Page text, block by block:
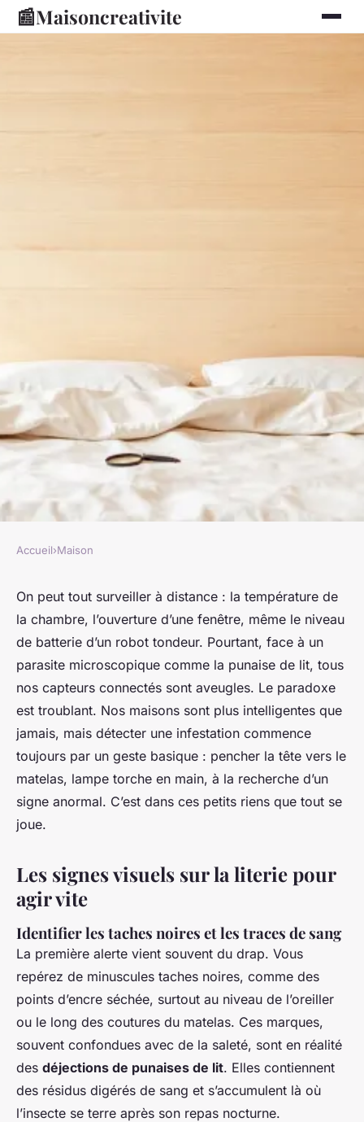
📰Maisoncreativite
5 méthodes pratiques pour
repérer les punaises de lit
Aubine•18/03/2026 13:34•9 min de lecture
Accueil›Maison
On peut tout surveiller à distance : la température de
la chambre, l’ouverture d’une fenêtre, même le niveau
de batterie d’un robot tondeur. Pourtant, face à un
parasite microscopique comme la punaise de lit, tous
nos capteurs connectés sont aveugles. Le paradoxe
est troublant. Nos maisons sont plus intelligentes que
jamais, mais détecter une infestation commence
toujours par un geste basique : pencher la tête vers le
matelas, lampe torche en main, à la recherche d’un
signe anormal. C’est dans ces petits riens que tout se
joue.
Les signes visuels sur la literie pour
agir vite
Identifier les taches noires et les traces de sang
La première alerte vient souvent du drap. Vous
repérez de minuscules taches noires, comme des
points d’encre séchée, surtout au niveau de l’oreiller
ou le long des coutures du matelas. Ces marques,
souvent confondues avec de la saleté, sont en réalité
des déjections de punaises de lit. Elles contiennent
des résidus digérés de sang et s’accumulent là où
l’insecte se terre après son repas nocturne.